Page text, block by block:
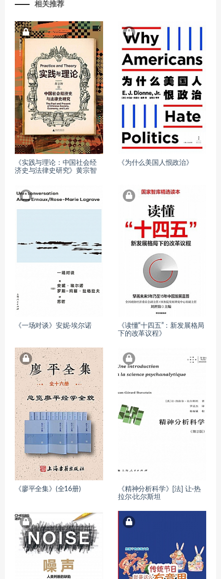
相关推荐
《实践与理论：中国社会经
济史与法律史研究》黄宗智
《为什么美国人恨政治》
《一场对谈》安妮·埃尔诺
《读懂“十四五”：新发展格局
下的改革议程》
《廖平全集》(全16册)
《精神分析科学》[法] 让-热
拉尔·比尔斯坦